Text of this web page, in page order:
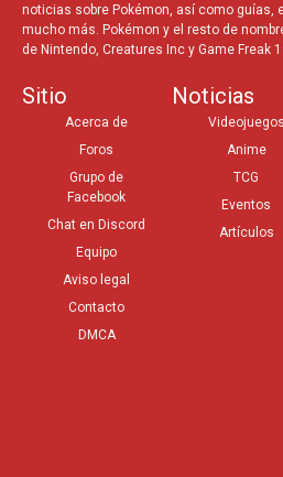
noticias sobre Pokémon, así como guías,
mucho más. Pokémon y el resto de
de Nintendo, Creatures Inc y Game Freak
Sitio
Acerca de
Foros
Grupo de
Facebook
Chat en Discord
Equipo
Aviso legal
Contacto
DMCA
Noticias
Videojuegos
Anime
TCG
Eventos
Artículos